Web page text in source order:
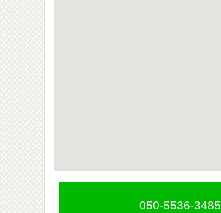
050-5536-3485